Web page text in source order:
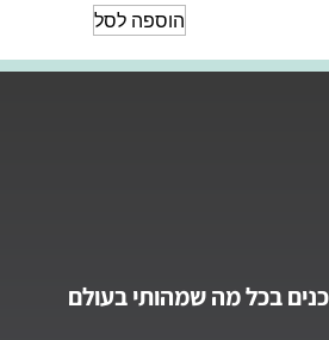
הוספה לסל
בכל מה שמהותי בעולם